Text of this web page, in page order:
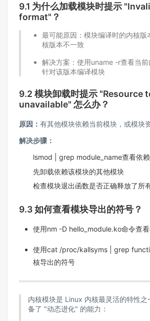
9.1 为什么加载模块时提示
format"？​
最可能原因：模块编译时的内核版
核版本不一致​
解决方案：使用uname -r查看当
针对该版本编译模块​
9.2 模块卸载时提示 "Resource
unavailable" 怎么办？​
原因： 有其他模块依赖当前模块，或模块
解决步骤：​
lsmod | grep module_name查看依
先卸载依赖该模块的其他模块​
检查模块退出函数是否正确释放了所
9.3 如何查看模块导出的符号？​
使用nm -D hello_module.ko命令查
使用cat /proc/kallsyms | grep
核导出的符号​
内核模块是 Linux 内核最灵活的特性之
备了 "动态进化" 的能力：​